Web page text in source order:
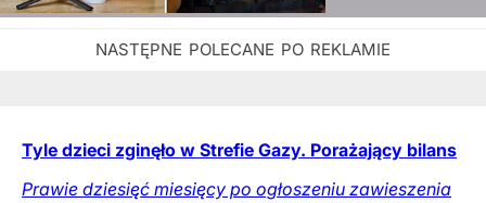
Tyle dzieci zginęło w Strefie Gazy. Porażający bilans
Prawie dziesięć miesięcy po ogłoszeniu zawieszenia